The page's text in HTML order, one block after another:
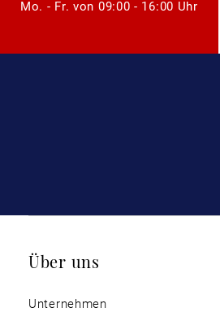
Mo. - Fr. von 09:00 - 16:00 Uhr
Über uns
Unternehmen